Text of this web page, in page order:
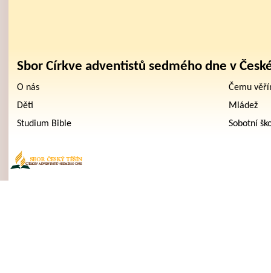
Sbor Církve adventistů sedmého dne v
O nás
Čemu
Děti
Mládež
Studium Bible
Sobotní